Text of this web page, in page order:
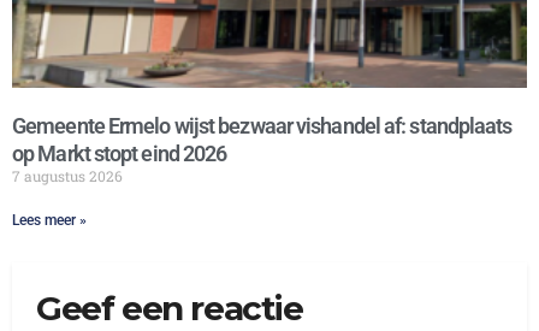
Gemeente Ermelo wijst bezwaar vishandel af: standplaats
op Markt stopt eind 2026
7 augustus 2026
Lees meer »
Geef een reactie